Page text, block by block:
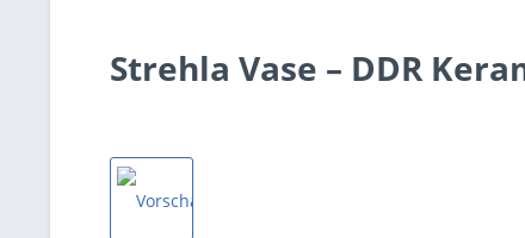
Strehla Vase – DDR